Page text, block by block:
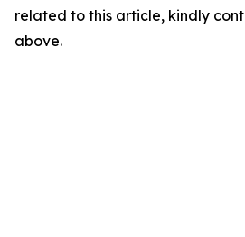
related to this article, kindly
above.